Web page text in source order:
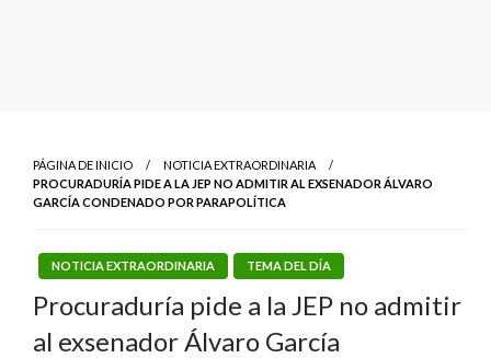
PÁGINA DE INICIO
NOTICIA EXTRAORDINARIA
PROCURADURÍA PIDE A LA JEP NO ADMITIR AL EXSENADOR ÁLVARO
GARCÍA CONDENADO POR PARAPOLÍTICA
NOTICIA EXTRAORDINARIA TEMA DEL DÍA
Procuraduría pide a la JEP no admitir
al exsenador Álvaro García